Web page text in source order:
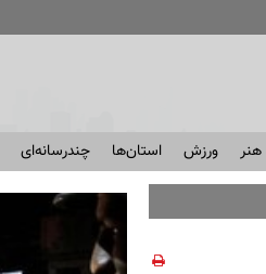
ورزش استان‌ها چندرسانه‌ای